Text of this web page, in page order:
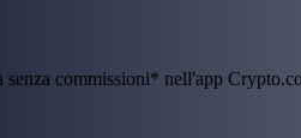
commissioni* nell'app